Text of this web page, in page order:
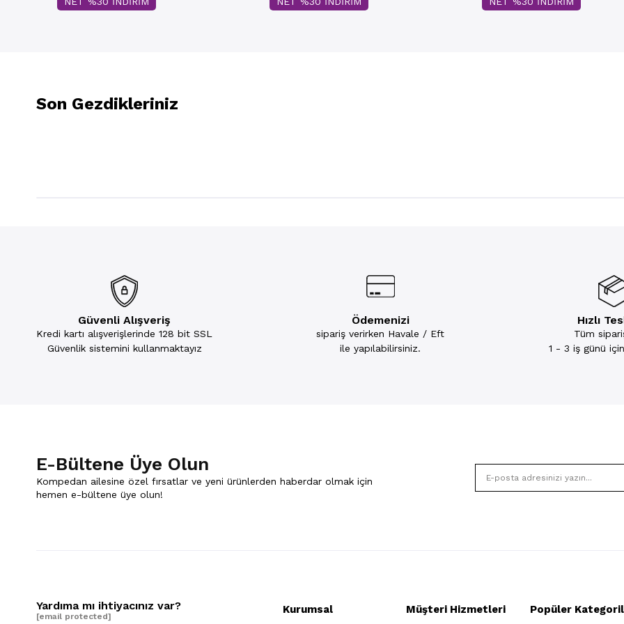
Son Gezdikleriniz
Güvenli Alışveriş
Kredi kartı alışverişlerinde 128 bit SSL
Güvenlik sistemini kullanmaktayız
Ödemenizi
sipariş verirken Havale / Eft
ile yapılabilirsiniz.
Hızlı
Tüm
1 - 3 iş günü
E-Bültene Üye Olun
Kompedan ailesine özel fırsatlar ve yeni ürünlerden haberdar olmak için
hemen e-bültene üye olun!
Yardıma mı ihtiyacınız var?
[email protected]
Kurumsal Müşteri Hizmetleri Popüler